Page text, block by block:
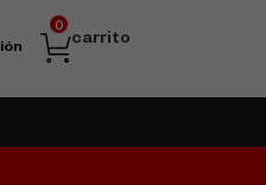
carrito
0